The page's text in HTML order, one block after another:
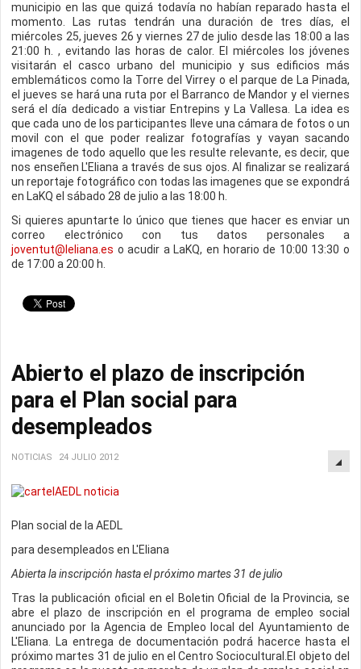
municipio en las que quizá todavía no habían reparado hasta el
momento. Las rutas tendrán una duración de tres días, el
miércoles 25, jueves 26 y viernes 27 de julio desde las 18:00 a las
21:00 h. , evitando las horas de calor. El miércoles los jóvenes
visitarán el casco urbano del municipio y sus edificios más
emblemáticos como la Torre del Virrey o el parque de La Pinada,
el jueves se hará una ruta por el Barranco de Mandor y el viernes
será el día dedicado a vistiar Entrepins y La Vallesa. La idea es
que cada uno de los participantes lleve una cámara de fotos o un
movil con el que poder realizar fotografías y vayan sacando
imagenes de todo aquello que les resulte relevante, es decir, que
nos enseñen L'Eliana a través de sus ojos. Al finalizar se realizará
un reportaje fotográfico con todas las imagenes que se expondrá
en LaKQ el sábado 28 de julio a las 18:00 h.
Si quieres apuntarte lo único que tienes que hacer es enviar un
correo electrónico con tus datos personales a
joventut@leliana.es o acudir a LaKQ, en horario de 10:00 13:30 o
de 17:00 a 20:00 h.
Abierto el plazo de inscripción
para el Plan social para
desempleados
NOTICIAS 24 JULIO 2012
Plan social de la AEDL
para desempleados en L'Eliana
Abierta la inscripción hasta el próximo martes 31 de julio
Tras la publicación oficial en el Boletin Oficial de la Provincia, se
abre el plazo de inscripción en el programa de empleo social
anunciado por la Agencia de Empleo local del Ayuntamiento de
L'Eliana. La entrega de documentación podrá hacerce hasta el
próximo martes 31 de julio en el Centro Sociocultural.El objeto del